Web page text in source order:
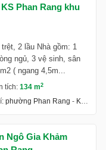
Phan Rang khu
2 lầu Nhà gồm: 1
ngủ, 3 vệ sinh, sân
( ngang 4,5m...
tích: 134 m2
: phường Phan Rang - Khánh Hoà
Ngô Gia Khảm